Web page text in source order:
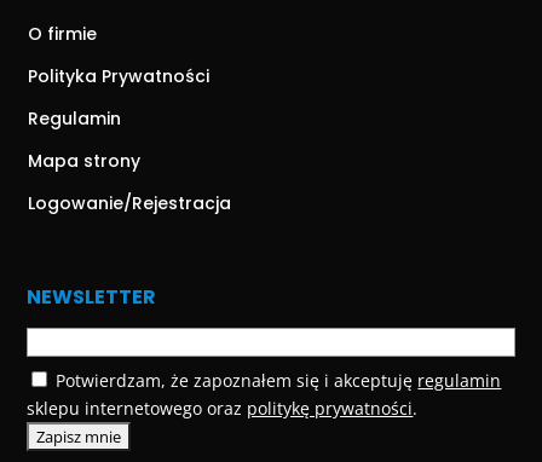
O firmie
Polityka Prywatności
Regulamin
Mapa strony
Logowanie/Rejestracja
NEWSLETTER
Potwierdzam, że zapoznałem się i akceptuję regulamin
sklepu internetowego oraz politykę prywatności.